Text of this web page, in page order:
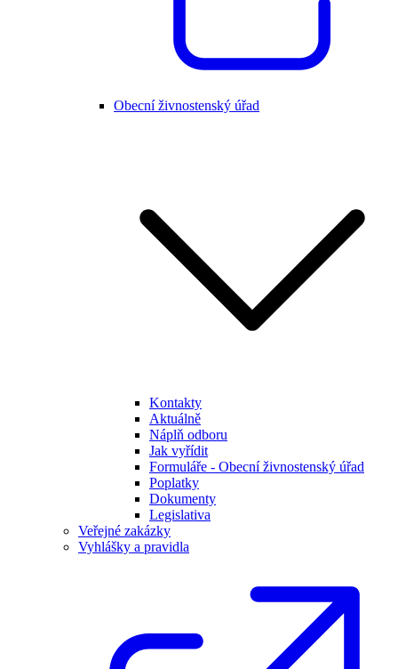
Obecní živnostenský úřad
Kontakty
Aktuálně
Náplň odboru
Jak vyřídit
Formuláře - Obecní živnostenský úřad
Poplatky
Dokumenty
Legislativa
Veřejné zakázky
Vyhlášky a pravidla